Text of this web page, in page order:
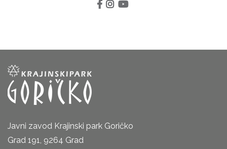
Javni zavod Krajinski park Goričko
Grad 191, 9264 Grad